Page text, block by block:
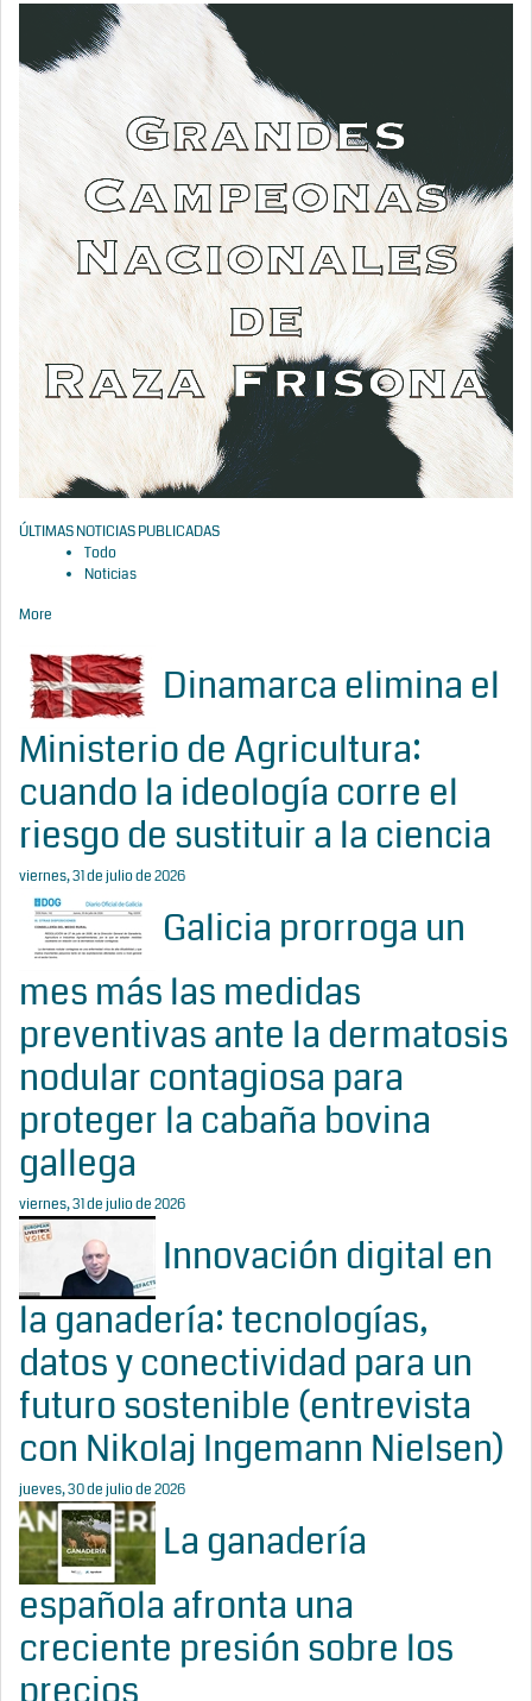
ÚLTIMAS NOTICIAS PUBLICADAS
Todo
Noticias
More
Dinamarca elimina el
Ministerio de Agricultura:
cuando la ideología corre el
riesgo de sustituir a la ciencia
viernes, 31 de julio de 2026
Galicia prorroga un
mes más las medidas
preventivas ante la dermatosis
nodular contagiosa para
proteger la cabaña bovina
gallega
viernes, 31 de julio de 2026
Innovación digital en
la ganadería: tecnologías,
datos y conectividad para un
futuro sostenible (entrevista
con Nikolaj Ingemann Nielsen)
jueves, 30 de julio de 2026
La ganadería
española afronta una
creciente presión sobre los